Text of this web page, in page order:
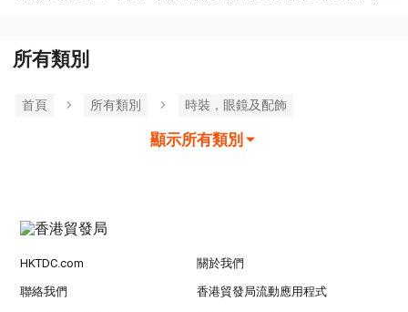
所有類別
首頁 所有類別 時裝，眼鏡及配飾
顯示所有類別
HKTDC.com 關於我們
聯絡我們 香港貿發局流動應用程式